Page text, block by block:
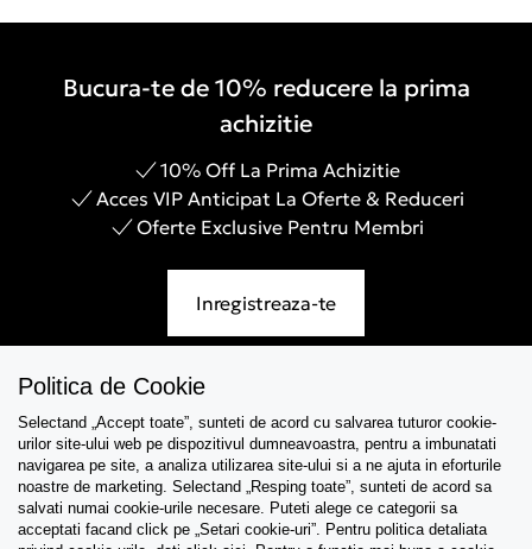
Bucura-te de 10% reducere la prima
achizitie
10% Off La Prima Achizitie
Acces VIP Anticipat La Oferte & Reduceri
Oferte Exclusive Pentru Membri
Inregistreaza-te
Asistenta
Colectii
Tips & Guides
Politica de Cookie
Selectand „Accept toate”, sunteti de acord cu salvarea tuturor cookie-
urilor site-ului web pe dispozitivul dumneavoastra, pentru a imbunatati
navigarea pe site, a analiza utilizarea site-ului si a ne ajuta in eforturile
noastre de marketing. Selectand „Resping toate”, sunteti de acord sa
salvati numai cookie-urile necesare. Puteti alege ce categorii sa
acceptati facand click pe „Setari cookie-uri”. Pentru politica detaliata